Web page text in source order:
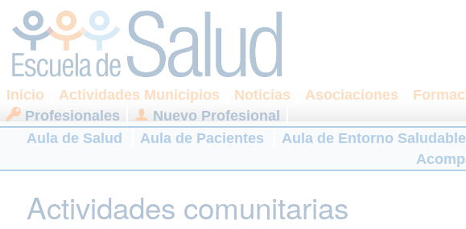
Inicio Actividades Municipios Noticias Asociaciones
Profesionales
Nuevo Profesional
Aula de Salud
Aula de Pacientes Aula de Entorno Saludable
Actividades comunitarias